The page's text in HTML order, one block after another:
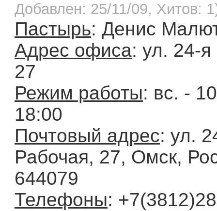
Добавлен: 25/11/09, Хитов:
Пастырь: Денис
Адрес офиса: ул. 24-
27
Режим работы: вс. -
18:00
Почтовый адрес: ул.
Рабочая, 27, Омск,
644079
Телефоны: